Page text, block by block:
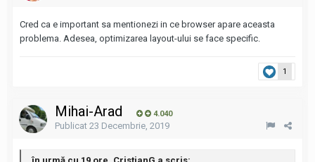
Cred ca e important sa mentionezi in ce browser apare aceasta
problema. Adesea, optimizarea layout-ului se face specific.
1
Mihai-Arad 4.040
Publicat 23 Decembrie, 2019